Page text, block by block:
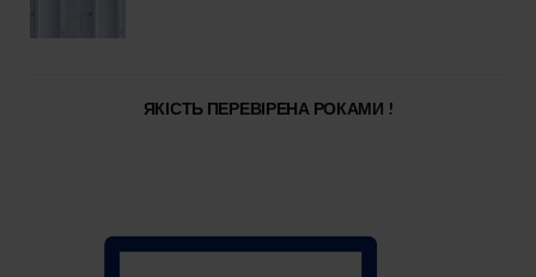
ЯКІСТЬ ПЕРЕВІРЕНА РОКАМИ !